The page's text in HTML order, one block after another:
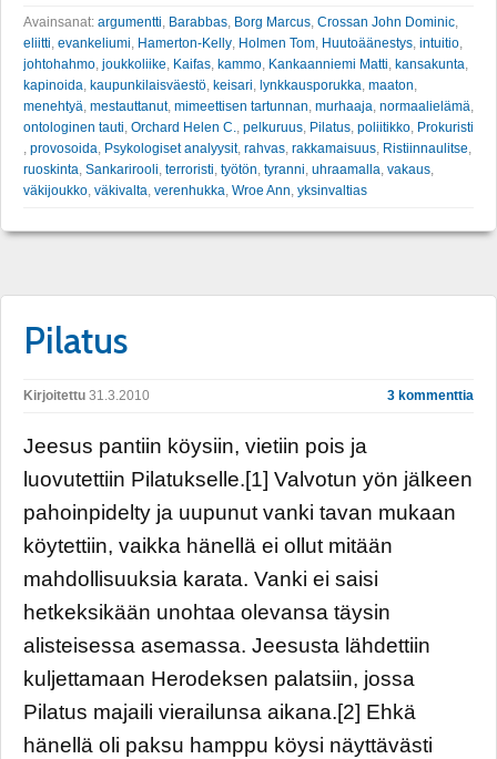
Avainsanat: argumentti, Barabbas, Borg Marcus, Crossan John Dominic,
eliitti, evankeliumi, Hamerton-Kelly, Holmen Tom, Huutoäänestys, intuitio,
johtohahmo, joukkoliike, Kaifas, kammo, Kankaanniemi Matti, kansakunta,
kapinoida, kaupunkilaisväestö, keisari, lynkkausporukka, maaton,
menehtyä, mestauttanut, mimeettisen tartunnan, murhaaja, normaalielämä,
ontologinen tauti, Orchard Helen C., pelkuruus, Pilatus, poliitikko, Prokuristi
, provosoida, Psykologiset analyysit, rahvas, rakkamaisuus, Ristiinnaulitse,
ruoskinta, Sankarirooli, terroristi, työtön, tyranni, uhraamalla, vakaus,
väkijoukko, väkivalta, verenhukka, Wroe Ann, yksinvaltias
Pilatus
Kirjoitettu 31.3.2010 3 kommenttia
Jeesus pantiin köysiin, vietiin pois ja
luovutettiin Pilatukselle.[1] Valvotun yön jälkeen
pahoinpidelty ja uupunut vanki tavan mukaan
köytettiin, vaikka hänellä ei ollut mitään
mahdollisuuksia karata. Vanki ei saisi
hetkeksikään unohtaa olevansa täysin
alisteisessa asemassa. Jeesusta lähdettiin
kuljettamaan Herodeksen palatsiin, jossa
Pilatus majaili vierailunsa aikana.[2] Ehkä
hänellä oli paksu hamppu köysi näyttävästi